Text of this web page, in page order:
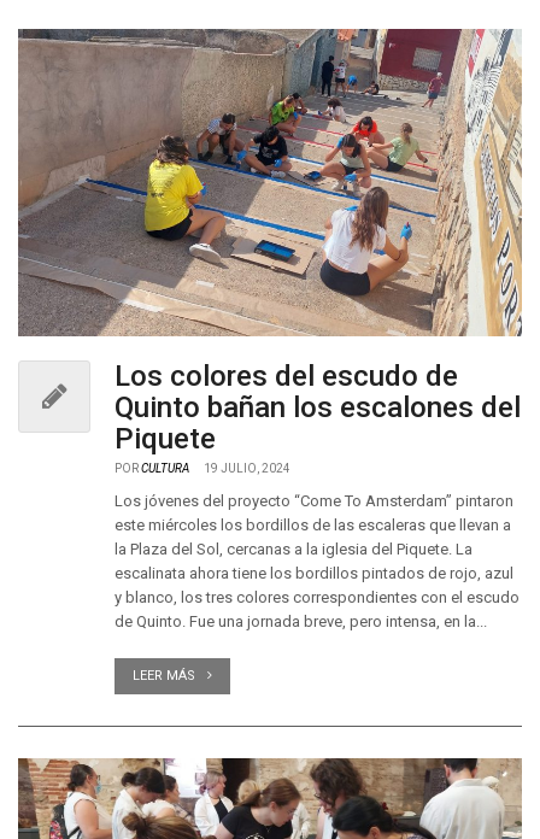
Los colores del escudo de
Quinto bañan los escalones del
Piquete
PORCULTURA 19 JULIO, 2024
Los jóvenes del proyecto “Come To Amsterdam” pintaron
este miércoles los bordillos de las escaleras que llevan a
la Plaza del Sol, cercanas a la iglesia del Piquete. La
escalinata ahora tiene los bordillos pintados de rojo, azul
y blanco, los tres colores correspondientes con el escudo
de Quinto. Fue una jornada breve, pero intensa, en la...
LEER MÁS